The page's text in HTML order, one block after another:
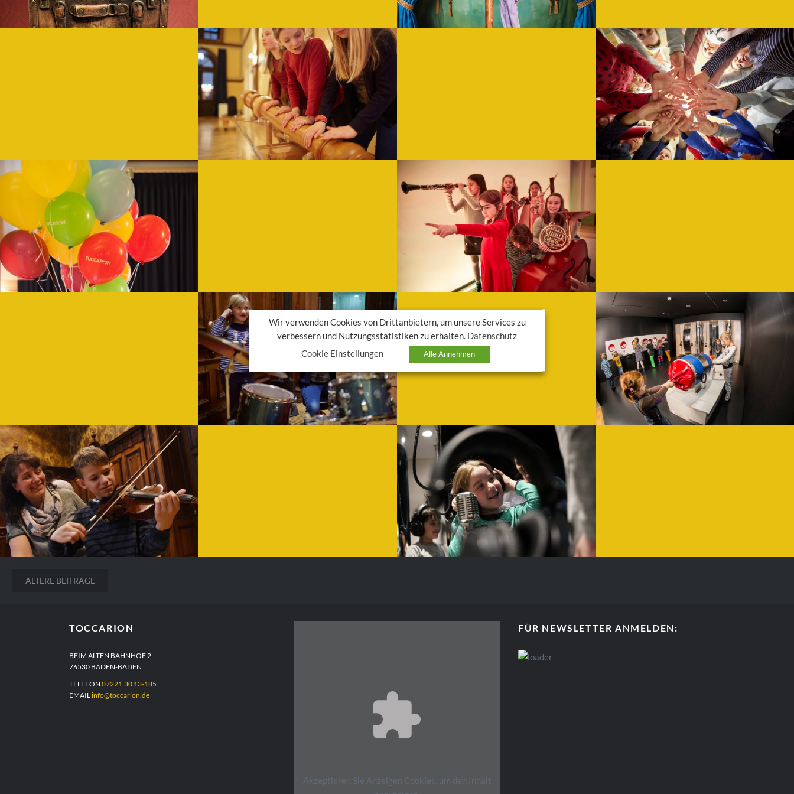
Escape TOCCARION
Entfesselt die Musik in euch!
WEITERLESEN
Sommerferienprogramm
Wundervolle Welt der Märchen
4. und 06.08.2026 jeweils von 9 – 13 Uhr
Für Kinder von 7-9 Jahren
WEITERLESEN
Schwerpunktführung 3: Schlaraffenland der Instrumente
Herzlich Willkommen im Instrumentenparadies! Lernt unsere Rieseninstrumente kennen.
WEITERLESEN
Ferienprogramm
Nach Lust und Laune können Mädchen und Jungen spielen und Abenteuerliches in der Kinder-
WEITERLESEN
Kindergeburtstag
Viel Glück und viel Segen – wenn das neue Lebensjahr mit einem Besuch im TOCCARION beginnt, ist dafür schon gesorgt.
WEITERLESEN
Abenteuer TOCCARION
Eine musikalische Schatzsuche für Kinder von 5-
WEITERLESEN
Schwerpunktführung 2: Rhythmus im Blut!
Rhythmus ist überall: Das Herz schlägt im Takt, der Zug rattert rhythmisch voran, selbst der Tag gehorcht einem Rhythmus.
WEITERLESEN
Schwerpunktführung 1: Klang-Detektive
Es gibt viele verschiedene Klangerzeuger auf der Welt. Bringt mit uns einen Stein zum Singen und
WEITERLESEN
Familienführung Basisführung
Beitragsnavigation
ÄLTERE BEITRÄGE
TOCCARION
BEIM ALTEN BAHNHOF 2
76530 BADEN-BADEN
TELEFON 07221.30 13-185
EMAIL info@toccarion.de
Akzeptieren Sie Anzeigen Cookies, um den Inhalt
FÜR NEWSLETTER ANMELDEN:
Wir verwenden Cookies von Drittanbietern, um unsere Services zu
verbessern und Nutzungsstatistiken zu erhalten. Datenschutz
Cookie Einstellungen
Alle Annehmen